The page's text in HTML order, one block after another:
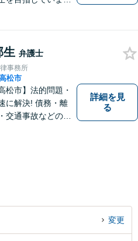
生 弁護士
事務所
松市
松市】法的問題・
に解決! 債務・離
交通事故などの問
詳細を見
る
変更